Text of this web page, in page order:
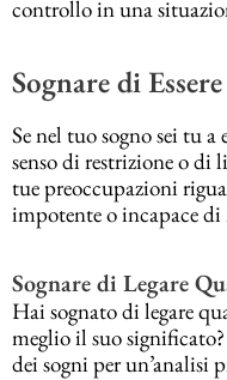
controllo in una
Sognare di
Se nel tuo sogno sei tu
senso di restrizione o di
tue preoccupazioni
impotente o incapace
Sognare di Legare
Hai sognato di legare
meglio il suo
dei sogni per un’analisi